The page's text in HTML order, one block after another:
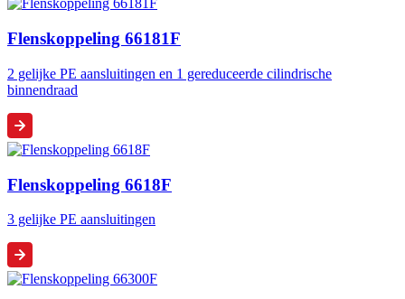
Flenskoppeling 66181F
2 gelijke PE aansluitingen en 1 gereduceerde cilindrische
binnendraad
Flenskoppeling 6618F
3 gelijke PE aansluitingen